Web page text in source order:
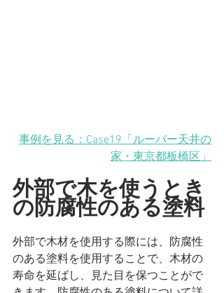
事例を見る：Case19「ルーバー天井の
家・東京都板橋区」
外部で木を使うとき
の防腐性のある塗料
外部で木材を使用する際には、防腐性
のある塗料を使用することで、木材の
寿命を延ばし、見た目を保つことがで